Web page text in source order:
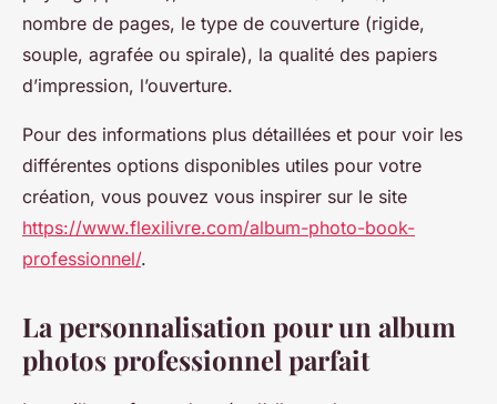
nombre de pages, le type de couverture (rigide,
souple, agrafée ou spirale), la qualité des papiers
d’impression, l’ouverture.
Pour des informations plus détaillées et pour voir les
différentes options disponibles utiles pour votre
création, vous pouvez vous inspirer sur le site
https://www.flexilivre.com/album-photo-book-
professionnel/.
La personnalisation pour un album
photos professionnel parfait